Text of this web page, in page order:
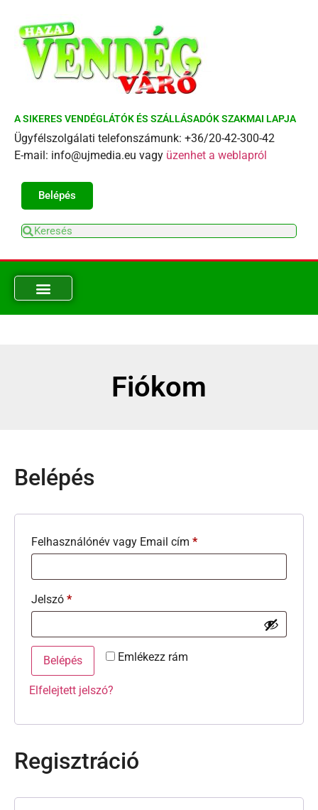
A SIKERES VENDÉGLÁTÓK ÉS SZÁLLÁSADÓK SZAKMAI LAPJA
Ügyfélszolgálati telefonszámunk: +36/20-42-300-42
E-mail: info@ujmedia.eu vagy üzenhet a weblapról
Belépés
Fiókom
Belépés
Felhasználónév vagy Email cím *
Jelszó *
Emlékezz rám
Belépés
Elfelejtett jelszó?
Regisztráció